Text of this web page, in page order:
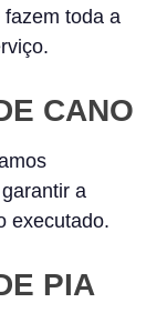
toda a
CANO
a
executado.
PIA